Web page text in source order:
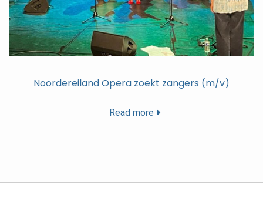
Noordereiland Opera zoekt zangers (m/v)
Read more